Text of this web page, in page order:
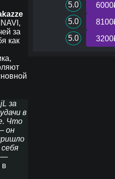
за
как
за
в
Что
он
—
в
5.0
5.0
5.0